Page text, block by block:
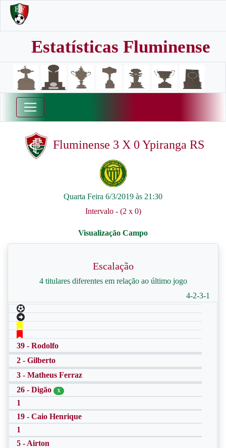
Estatísticas Fluminense
Fluminense 3 X 0 Ypiranga RS
Quarta Feira 6/3/2019 às 21:30
Intervalo - (2 x 0)
Escalação
4 titulares diferentes em relação ao último jogo
4-2-3-1
39 - Rodolfo
2 - Gilberto
3 - Matheus Ferraz
26 - Digão
X
1
19 - Caio Henrique
1
5 - Airton